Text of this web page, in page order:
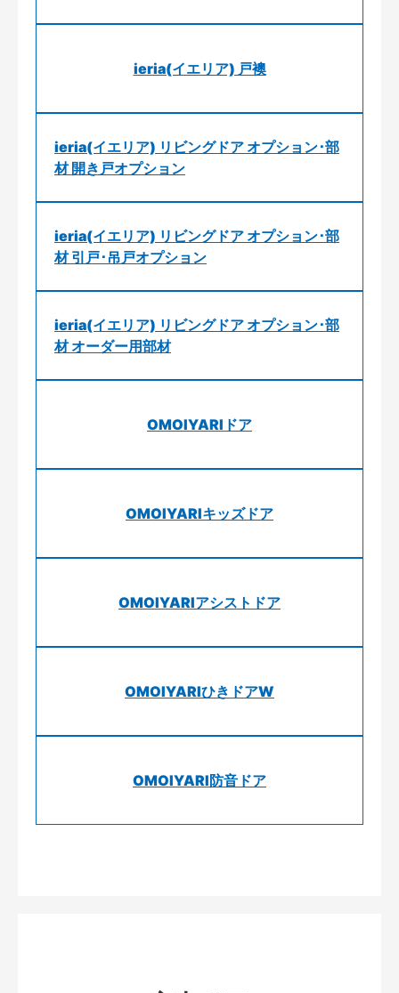
ieria(イエリア) 戸襖
ieria(イエリア) リビングドア オプション･部
材 開き戸オプション
ieria(イエリア) リビングドア オプション･部
材 引戸･吊戸オプション
ieria(イエリア) リビングドア オプション･部
材 オーダー用部材
OMOIYARIドア
OMOIYARIキッズドア
OMOIYARIアシストドア
OMOIYARIひきドアW
OMOIYARI防音ドア